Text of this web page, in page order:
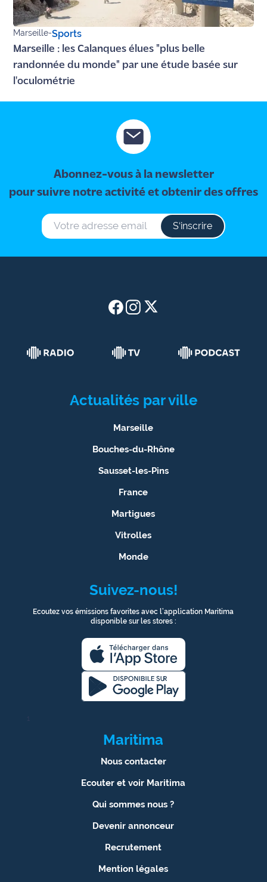
Marseille-Sports
Marseille : les Calanques élues "plus belle
randonnée du monde" par une étude basée sur
l'oculométrie
Abonnez-vous à la newsletter
pour suivre notre activité et obtenir des offres
S‘inscrire
Actualités par ville
Marseille
Bouches-du-Rhône
Sausset-les-Pins
France
Martigues
Vitrolles
Monde
Suivez-nous!
Ecoutez vos émissions favorites avec l’application Maritima
disponible sur les stores :
1
Maritima
Nous contacter
Ecouter et voir Maritima
Qui sommes nous ?
Devenir annonceur
Recrutement
Mention légales